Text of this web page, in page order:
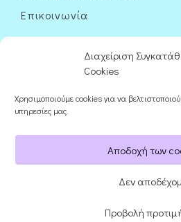
Διαχείριση
Cookies
Χρησιμοποιούμε cookies για να
υπηρεσίες μας.
Αποδοχή των
Δεν
Προβολή
Επικοινωνία